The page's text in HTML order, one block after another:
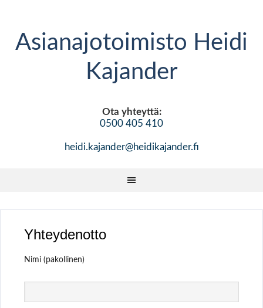
Asianajotoimisto Heidi
Kajander
Ota yhteyttä:
0500 405 410
heidi.kajander@heidikajander.fi
Yhteydenotto
Nimi (pakollinen)